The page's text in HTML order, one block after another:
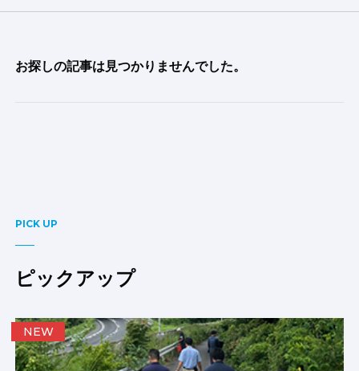
お探しの記事は見つかりませんでした。
PICK UP
ピックアップ
NEW